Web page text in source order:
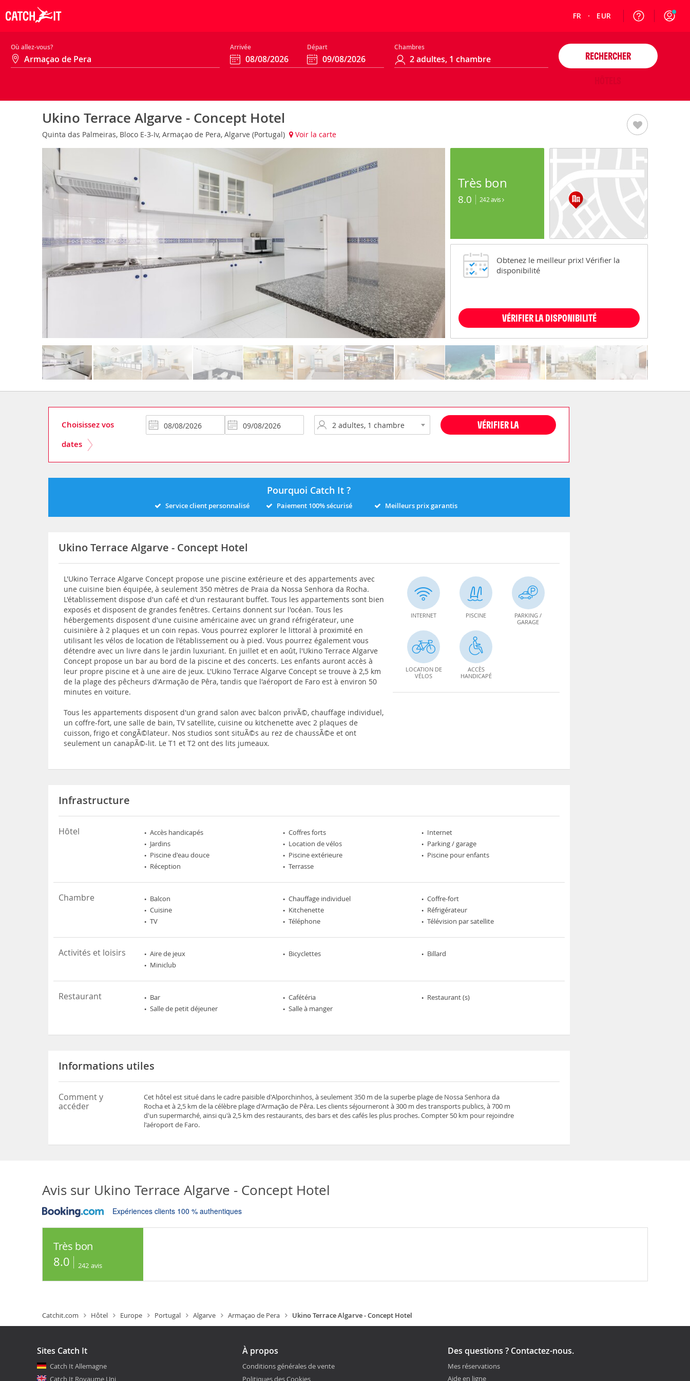
FR EUR
Où allez-vous? Arrivée Départ Chambres
RECHERCHER
Ukino Terrace Algarve - Concept Hotel
Quinta das Palmeiras, Bloco E-3-Iv, Armaçao de Pera, Algarve (Portugal) Voir la carte
Très bon
8.0 242 avis
Obtenez le meilleur prix! Vérifier la
disponibilité
VÉRIFIER LA DISPONIBILITÉ
Choisissez vos
dates
VÉRIFIER LA
Pourquoi Catch It ?
Service client personnalisé Paiement 100% sécurisé Meilleurs prix garantis
Ukino Terrace Algarve - Concept Hotel
L'Ukino Terrace Algarve Concept propose une piscine extérieure et des appartements avec
une cuisine bien équipée, à seulement 350 mètres de Praia da Nossa Senhora da Rocha.
L'établissement dispose d'un café et d'un restaurant buffet. Tous les appartements sont bien
exposés et disposent de grandes fenêtres. Certains donnent sur l'océan. Tous les
hébergements disposent d'une cuisine américaine avec un grand réfrigérateur, une
cuisinière à 2 plaques et un coin repas. Vous pourrez explorer le littoral à proximité en
utilisant les vélos de location de l'établissement ou à pied. Vous pourrez également vous
détendre avec un livre dans le jardin luxuriant. En juillet et en août, l'Ukino Terrace Algarve
Concept propose un bar au bord de la piscine et des concerts. Les enfants auront accès à
leur propre piscine et à une aire de jeux. L'Ukino Terrace Algarve Concept se trouve à 2,5 km
de la plage des pêcheurs d'Armação de Pêra, tandis que l'aéroport de Faro est à environ 50
minutes en voiture.
Tous les appartements disposent d'un grand salon avec balcon privÃ©, chauffage individuel,
un coffre-fort, une salle de bain, TV satellite, cuisine ou kitchenette avec 2 plaques de
cuisson, frigo et congÃ©lateur. Nos studios sont situÃ©s au rez de chaussÃ©e et ont
seulement un canapÃ©-lit. Le T1 et T2 ont des lits jumeaux.
INTERNET PISCINE
PARKING /
GARAGE
LOCATION DE
VÉLOS
ACCÈS
HANDICAPÉ
Infrastructure
Hôtel Accès handicapés Coffres forts
Internet
Jardins
Location de vélos
Parking / garage
Piscine d'eau douce
Piscine extérieure
Piscine pour enfants
Réception
Terrasse
Chambre Balcon Chauffage individuel
Coffre-fort
Cuisine
Kitchenette
Réfrigérateur
TV
Téléphone Télévision par satellite
Activités et loisirs Aire de jeux Bicyclettes
Billard
Miniclub
Restaurant Bar Cafétéria
Restaurant (s)
Salle de petit déjeuner
Salle à manger
Informations utiles
Comment y
accéder
Cet hôtel est situé dans le cadre paisible d'Alporchinhos, à seulement 350 m de la superbe plage de Nossa Senhora da
Rocha et à 2,5 km de la célèbre plage d'Armação de Pêra. Les clients séjourneront à 300 m des transports publics, à 700 m
d'un supermarché, ainsi qu'à 2,5 km des restaurants, des bars et des cafés les plus proches. Compter 50 km pour rejoindre
l'aéroport de Faro.
Avis sur Ukino Terrace Algarve - Concept Hotel
Expériences clients 100 % authentiques
Très bon
8.0 242 avis
Catchit.com Hôtel Europe Portugal Algarve Armaçao de Pera Ukino Terrace Algarve - Concept Hotel
Sites Catch It
Catch It Allemagne
Catch It Royaume Uni
À propos
Conditions générales de vente
Politiques des Cookies
Des questions ? Contactez-nous.
Mes réservations
Aide en ligne